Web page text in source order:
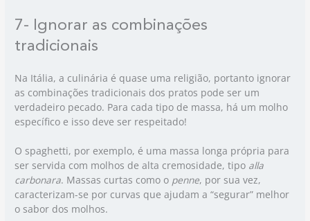
7- Ignorar as combinações
tradicionais
Na Itália, a culinária é quase uma religião, portanto ignorar
as combinações tradicionais dos pratos pode ser um
verdadeiro pecado. Para cada tipo de massa, há um molho
específico e isso deve ser respeitado!
O spaghetti, por exemplo, é uma massa longa própria para
ser servida com molhos de alta cremosidade, tipo alla
carbonara. Massas curtas como o penne, por sua vez,
caracterizam-se por curvas que ajudam a “segurar” melhor
o sabor dos molhos.